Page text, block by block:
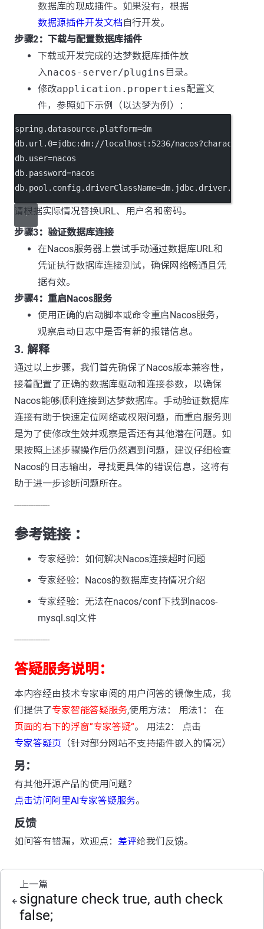
数据库的现成插件。如果没有，根据
数据源插件开发文档 自行开发。
步骤2：下载与配置数据库插件
下载或开发完成的达梦数据库插件放
入nacos-server/plugins 目录。
修改application.properties配置文
件，参照如下示例（以达梦为例）：
spring.datasource.platform=dm
db.url.0=jdbc:dm://localhost:5236/nacos?
db.user=nacos
db.password=nacos
db.pool.config.driverClassName
请根据实际情况替换URL、用户名和密码。
步骤3：验证数据库连接
在Nacos服务器上尝试手动通过数据库URL和
凭证执行数据库连接测试，确保网络畅通且凭
据有效。
步骤4：重启Nacos服务
使用正确的启动脚本或命令重启Nacos服务，
观察启动日志中是否有新的报错信息。
3. 解释
通过以上步骤，我们首先确保了Nacos版本兼容性，
接着配置了正确的数据库驱动和连接参数，以确保
Nacos能够顺利连接到达梦数据库。手动验证数据库
连接有助于快速定位网络或权限问题，而重启服务则
是为了使修改生效并观察是否还有其他潜在问题。如
果按照上述步骤操作后仍然遇到问题，建议仔细检查
Nacos的日志输出，寻找更具体的错误信息，这将有
助于进一步诊断问题所在。
---------------
参考链接 ：
专家经验：如何解决Nacos连接超时问题
专家经验：Nacos的数据库支持情况介绍
专家经验：无法在nacos/conf下找到nacos-
mysql.sql文件
---------------
答疑服务说明：
本内容经由技术专家审阅的用户问答的镜像生成，我
们提供了专家智能答疑服务,使用方法： 用法1： 在
页面的右下的浮窗”专家答疑“。 用法2： 点击
专家答疑页 （针对部分网站不支持插件嵌入的情况）
另：
有其他开源产品的使用问题？
点击访问阿里AI专家答疑服务。
反馈
如问答有错漏，欢迎点： 差评给我们反馈。
上一篇
signature check true, auth check
false;